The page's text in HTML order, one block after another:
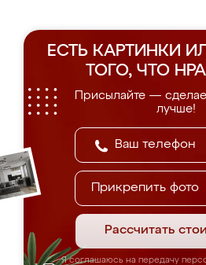
ЕСТЬ КАРТИНКИ
ТОГО, ЧТО
Присылайте —
лучше!
Прикрепить фото
Рассчитать
Я соглашаюсь на передачу